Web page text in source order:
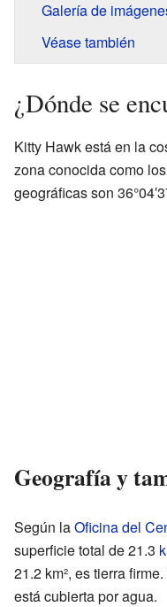
Galería de
Véase también
¿Dónde se
Kitty Hawk está en la
zona conocida como los
geográficas son
Geografía y
Según laOficina del
superficie total de 21.3
21.2 km², es tierra
está cubierta por agua.